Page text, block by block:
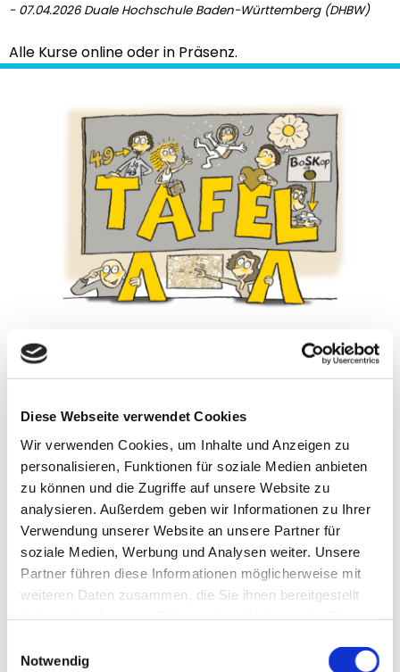
Diese Webseite verwendet Cookies
Wir verwenden Cookies, um Inhalte und Anzeigen zu
personalisieren, Funktionen für soziale Medien anbieten
zu können und die Zugriffe auf unsere Website zu
analysieren. Außerdem geben wir Informationen zu Ihrer
Verwendung unserer Website an unsere Partner für
soziale Medien, Werbung und Analysen weiter. Unsere
Partner führen diese Informationen möglicherweise mit
weiteren Daten zusammen, die Sie ihnen bereitgestellt
Notwendig
- 07.04.2026 Duale Hochschule Baden-Württemberg (DHBW)
Alle Kurse online oder in Präsenz.
Gabriele Kappus im Newsletter November 2020
"Ein gutes Gedächtnis ist kein
Geschenk des Himmels.Mit diesen
Tricks bringen
Sie Ihres auf Vordermann."Zum
Artikel
Zeichnungen: